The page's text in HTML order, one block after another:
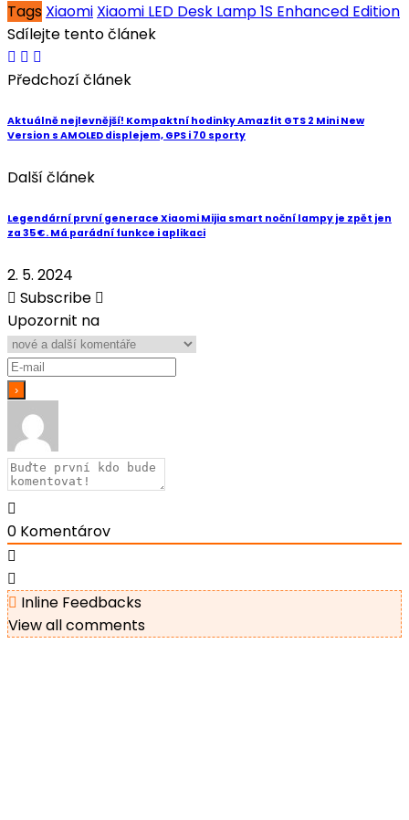
Tags Xiaomi Xiaomi LED Desk Lamp 1S Enhanced Edition
Sdílejte tento článek
Předchozí článek
Aktuálně nejlevnější! Kompaktní hodinky Amazfit GTS 2 Mini New
Version s AMOLED displejem, GPS i 70 sporty
Další článek
Legendární první generace Xiaomi Mijia smart noční lampy je zpět jen
za 35 €. Má parádní funkce i aplikaci
2. 5. 2024
Subscribe
Upozornit na
0 Komentárov
Inline Feedbacks
View all comments